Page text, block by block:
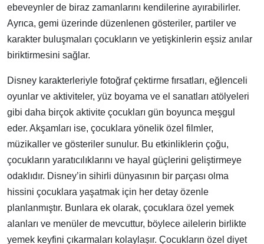
ebeveynler de biraz zamanlarını kendilerine ayırabilirler.
Ayrıca, gemi üzerinde düzenlenen gösteriler, partiler ve
karakter buluşmaları çocukların ve yetişkinlerin eşsiz anılar
biriktirmesini sağlar.
Disney karakterleriyle fotoğraf çektirme fırsatları, eğlenceli
oyunlar ve aktiviteler, yüz boyama ve el sanatları atölyeleri
gibi daha birçok aktivite çocukları gün boyunca meşgul
eder. Akşamları ise, çocuklara yönelik özel filmler,
müzikaller ve gösteriler sunulur. Bu etkinliklerin çoğu,
çocukların yaratıcılıklarını ve hayal güçlerini geliştirmeye
odaklıdır. Disney’in sihirli dünyasının bir parçası olma
hissini çocuklara yaşatmak için her detay özenle
planlanmıştır. Bunlara ek olarak, çocuklara özel yemek
alanları ve menüler de mevcuttur, böylece ailelerin birlikte
yemek keyfini çıkarmaları kolaylaşır. Çocukların özel diyet